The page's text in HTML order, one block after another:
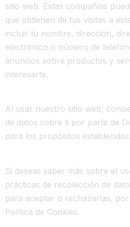
sitio web. Estas compañías
que obtienen de tus visitas a
incluir tu nombre, dirección,
electrónico o número de
anuncios sobre productos y
interesarte.
Al usar nuestro sitio web,
de datos sobre ti por parte de
para los propósitos
Si deseas saber más sobre el
prácticas de recolección de
para aceptar o rechazarlas,
Política de Cookies.